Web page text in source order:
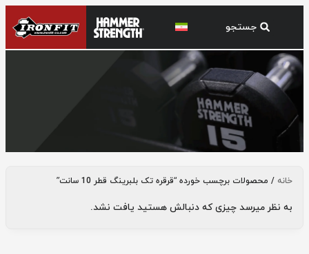
قرقره تک بلبرینگ قطر 10 سانتخانه / محصولات برچسب خورده “قرقره تک بلبرینگ قطر 10 سانت”
به نظر میرسد چیزی که دنبالش هستید یافت نشد.